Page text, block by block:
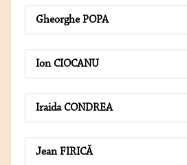
Gheorghe POPA
Ion CIOCANU
Iraida CONDREA
Jean FIRICĂ